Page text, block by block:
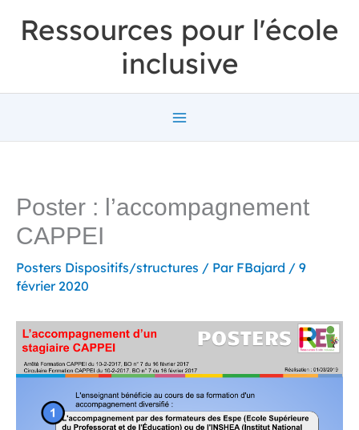
Ressources pour l'école
inclusive
Poster : l’accompagnement
CAPPEI
Posters Dispositifs/structures / Par FBajard / 9
février 2020